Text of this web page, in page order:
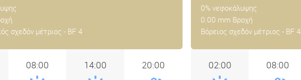
σχεδόν μέτριος - BF 4
08:00 14:00 20:00
0% νεφοκάλυψης
0.00 mm Βροχή
Βόρειος σχεδόν μέτριος - BF 4
02:00 08:00